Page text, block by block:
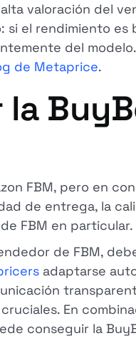
valoración del
el rendimiento es
del
de Metaprice.
la
FBM, pero en
de entrega, la
FBM en particular.
de FBM,
adaptarse
En
conseguir la